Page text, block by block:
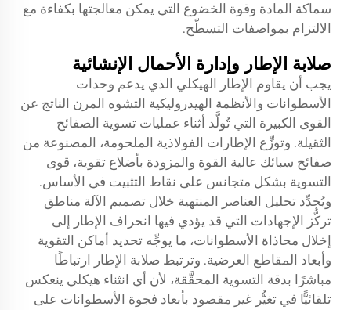
سماكة المادة وقوة الخضوع التي يمكن معالجتها بكفاءة مع
الالتزام بمواصفات التسطّح.
صلابة الإطار وإدارة الأحمال الإنشائية
يجب أن يقاوم الإطار الهيكلي الذي يدعم وحدات
الأسطوانات والأنظمة الهيدروليكية التشوه المرن الناتج عن
القوى الكبيرة التي تُولَّد أثناء عمليات تسوية الصفائح
الثقيلة. وتوزِّع الإطارات الفولاذية الملحومة، المصنوعة من
صفائح سبائك عالية القوة والمزودة بأضلاع تقوية، قوى
التسوية بشكل متجانس على نقاط التثبيت في الأساس.
ويُحدِّد تحليل العناصر المنتهية خلال تصميم الآلة مناطق
تركُّز الإجهادات التي قد يؤدي فيها انحراف الإطار إلى
إخلال محاذاة الأسطوانات، ما يوجِّه تحديد أماكن التقوية
وأبعاد المقاطع العرضية. وترتبط صلابة الإطار ارتباطًا
مباشرًا بدقة التسوية المحقَّقة، لأن أي انثناء هيكلي ينعكس
تلقائيًّا في تغيُّر غير مقصود بأبعاد فجوة الأسطوانات على